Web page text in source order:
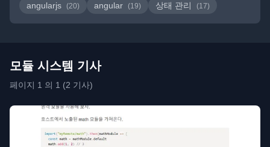
angularjs (20) angular (19) 상태 관리 (17)
모듈 시스템 기사
페이지 1 의 1 (2 기사)